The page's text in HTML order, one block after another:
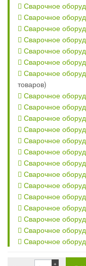
Сварочное
Сварочное
Сварочное
Сварочное
Сварочное
Сварочное
Сварочное
товаров)
Сварочное
Сварочное
Сварочное
Сварочное
Сварочное
Сварочное
Сварочное
Сварочное
Сварочное
Сварочное
Сварочное
Сварочное
Сварочное
Сварочное
+